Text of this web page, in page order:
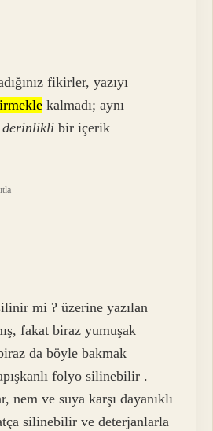
fikirler, yazıyı
kalmadı; aynı
derinlikli bir içerik
mi ? üzerine yazılan
fakat biraz yumuşak
da böyle bakmak
folyo silinebilir .
nem ve suya karşı dayanıklı
silinebilir ve deterjanlarla